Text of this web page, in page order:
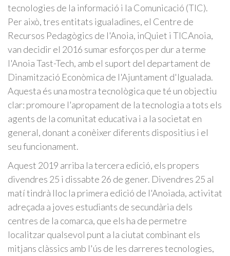
tecnologies de la informació i la Comunicació (TIC).
Per això, tres entitats igualadines, el Centre de
Recursos Pedagògics de l'Anoia, inQuiet i TICAnoia,
van decidir el 2016 sumar esforços per dur a terme
l'Anoia Tast-Tech, amb el suport del departament de
Dinamització Econòmica de l'Ajuntament d'Igualada.
Aquesta és una mostra tecnològica que té un objectiu
clar: promoure l'apropament de la tecnologia a tots els
agents de la comunitat educativa i a la societat en
general, donant a conèixer diferents dispositius i el
seu funcionament.
Aquest 2019 arriba la tercera edició, els propers
divendres 25 i dissabte 26 de gener. Divendres 25 al
matí tindrà lloc la primera edició de l'Anoiada, activitat
adreçada a joves estudiants de secundària dels
centres de la comarca, que els ha de permetre
localitzar qualsevol punt a la ciutat combinant els
mitjans clàssics amb l'ús de les darreres tecnologies,